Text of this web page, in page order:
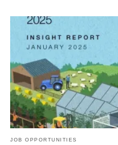
JOB OPPORTUNITIES